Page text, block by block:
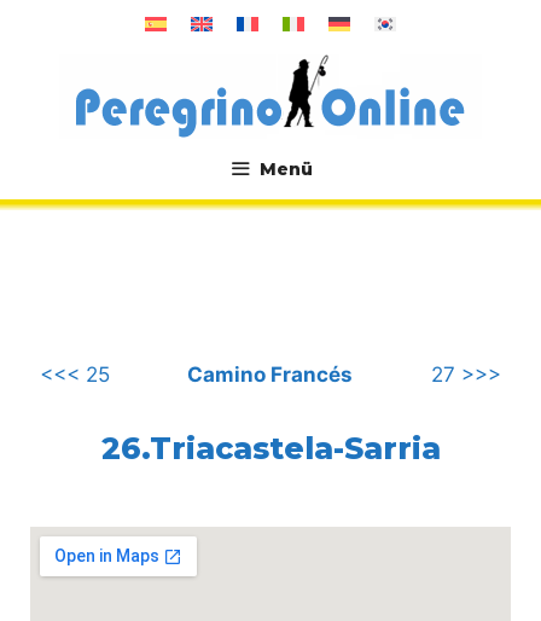
Menü
.
<<< 25 Camino Francés 27 >>>
26.Triacastela-Sarria